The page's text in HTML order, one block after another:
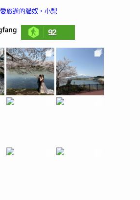
愛旅遊的貓奴‧小梨
92